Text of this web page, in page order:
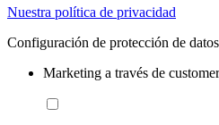
Nuestra política de privacidad
Configuración de protección de
Marketing a través de